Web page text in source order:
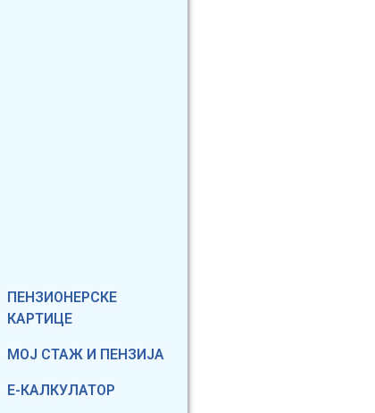
Фиксирани мени
ПЕНЗИОНЕРСКЕ
КАРТИЦЕ
МОЈ СТАЖ И ПЕНЗИЈА
Е-КАЛКУЛАТОР